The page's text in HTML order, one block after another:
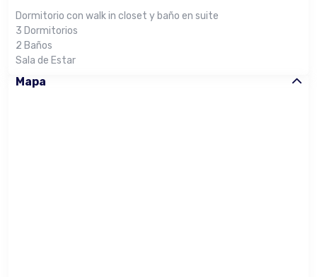
Dormitorio con walk in closet y baño en suite
3 Dormitorios
2 Baños
Sala de Estar
Mapa